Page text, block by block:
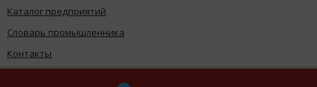
Каталог предприятий
Словарь промышленника
Контакты